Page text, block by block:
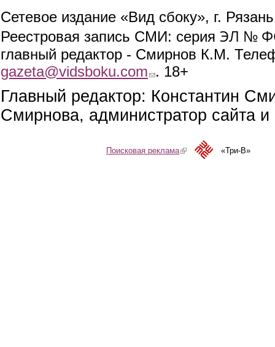
Сетевое издание «Вид сбоку», г.
Реестровая запись СМИ: серия ЭЛ №
главный редактор - Смирнов К.М.
gazeta@vidsboku.com (link sends e-mail)
. 18+
Главный редактор: Константин
Смирнова, администратор сайта
Поисковая реклама(link is external)«Три-В»